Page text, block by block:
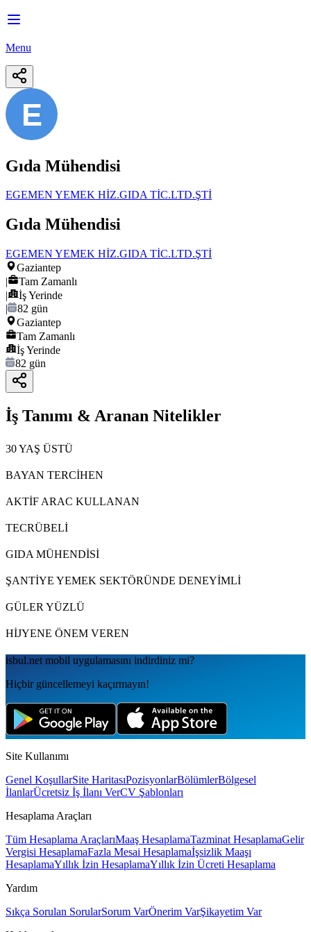
Menu
E
Gıda Mühendisi
EGEMEN YEMEK HİZ.GIDA TİC.LTD.ŞTİ
Gıda Mühendisi
EGEMEN YEMEK HİZ.GIDA TİC.LTD.ŞTİ
Gaziantep
|
Tam Zamanlı
|
İş Yerinde
|
82 gün
Gaziantep
Tam Zamanlı
İş Yerinde
82 gün
İş Tanımı & Aranan Nitelikler
30 YAŞ ÜSTÜ
BAYAN TERCİHEN
AKTİF ARAC KULLANAN
TECRÜBELİ
GIDA MÜHENDİSİ
ŞANTİYE YEMEK SEKTÖRÜNDE DENEYİMLİ
GÜLER YÜZLÜ
HİJYENE ÖNEM VEREN
isbul.net mobil uygulamаsını indirdiniz mi?
Hiçbir güncellemeyi kaçırmayın!
Site Kullanımı
Genel KoşullarSite HaritasıPozisyonlarBölümlerBölgesel
İlanlarÜcretsiz İş İlanı VerCV Şablonları
Hesaplama Araçları
Tüm Hesaplama AraçlarıMaaş HesaplamaTazminat HesaplamaGelir
Vergisi HesaplamaFazla Mesai Hesaplamaİşsizlik Maaşı
HesaplamaYıllık İzin HesaplamaYıllık İzin Ücreti Hesaplama
Yardım
Sıkça Sorulan SorularSorum VarÖnerim VarŞikayetim Var